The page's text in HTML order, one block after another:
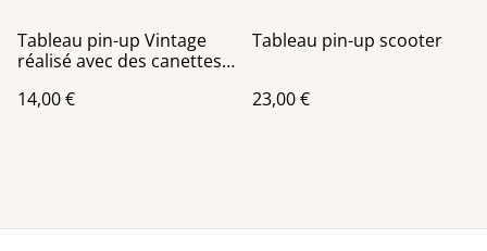
Tableau pin-up Vintage
réalisé avec des canettes
14,00 €
Tableau pin-up scooter
23,00 €